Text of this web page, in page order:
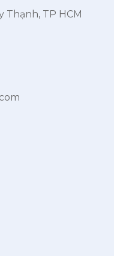
Thạnh, TP HCM